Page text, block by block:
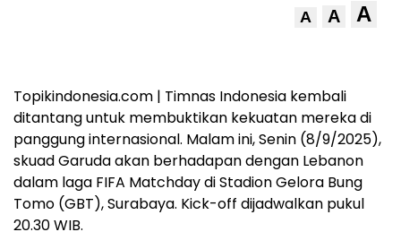
A A A
Topikindonesia.com | Timnas Indonesia kembali
ditantang untuk membuktikan kekuatan mereka di
panggung internasional. Malam ini, Senin (8/9/2025),
skuad Garuda akan berhadapan dengan Lebanon
dalam laga FIFA Matchday di Stadion Gelora Bung
Tomo (GBT), Surabaya. Kick-off dijadwalkan pukul
20.30 WIB.